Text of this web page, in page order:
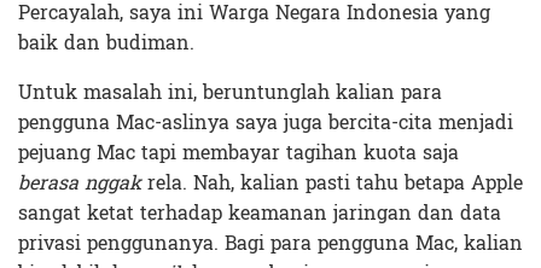
Percayalah, saya ini Warga Negara Indonesia yang
baik dan budiman.
Untuk masalah ini, beruntunglah kalian para
pengguna Mac-aslinya saya juga bercita-cita menjadi
pejuang Mac tapi membayar tagihan kuota saja
berasa nggakrela. Nah, kalian pasti tahu betapa Apple
sangat ketat terhadap keamanan jaringan dan data
privasi penggunanya. Bagi para pengguna Mac, kalian